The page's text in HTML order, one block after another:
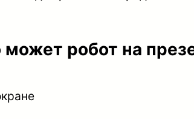
может робот на